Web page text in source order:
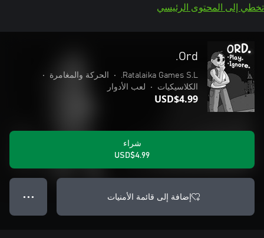
تخطي إلى المحتوى الرئيسي
Ord.
Ratalaika Games S.L.
• الحركة والمغامرة
•
الكلاسيكيات
• لعب الأدوار
USD$4.99
شراء
USD$4.99
إضافة إلى قائمة الأمنيات ● ● ●